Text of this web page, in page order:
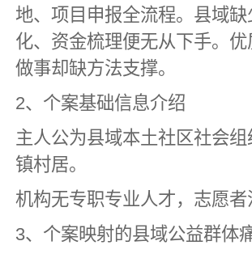
地、项目申报全流程。县域
化、资金梳理便无从下手。
做事却缺方法支撑。
2、个案基础信息介绍
主人公为县域本土社区社会
镇村居。
机构无专职专业人才，志愿
3、个案映射的县域公益群体